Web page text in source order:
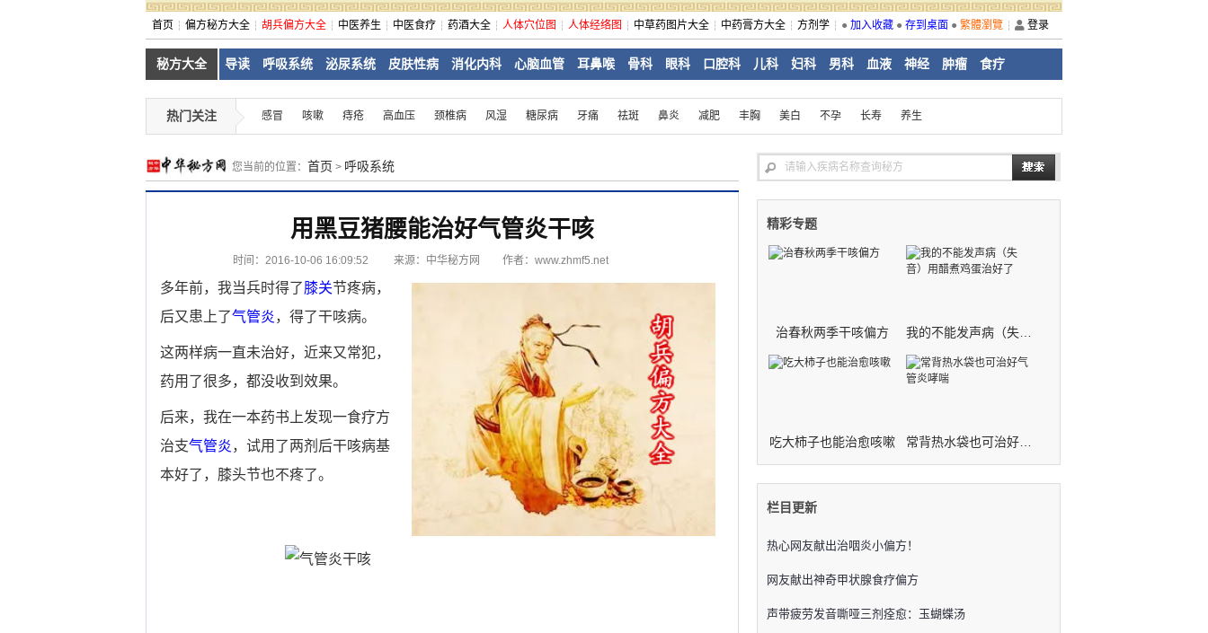
首页 偏方秘方大全 胡兵偏方大全 中医养生 中医食疗 药酒大全 人体穴位图 人体经络图 中草药图片大全 中药膏方大全 方剂学 ● 加入收藏 ● 存到桌面 ● 繁體瀏覽 登录
秘方大全 导读 呼吸系统 泌尿系统 皮肤性病 消化内科 心脑血管 耳鼻喉 骨科 眼科 口腔科 儿科 妇科 男科 血液 神经 肿瘤 食疗
热门关注 感冒 咳嗽 痔疮 高血压 颈椎病 风湿 糖尿病 牙痛 祛斑 鼻炎 减肥 丰胸 美白 不孕 长寿 养生
您当前的位置： 首页 > 呼吸系统
用黑豆猪腰能治好气管炎干咳
时间：2016-10-06 16:09:52 来源： 中华秘方网 作者：www.zhmf5.net
多年前，我当兵时得了膝关节疼病，
后又患上了气管炎，得了干咳病。
这两样病一直未治好，近来又常犯，
药用了很多，都没收到效果。
后来，我在一本药书上发现一食疗方
治支气管炎，试用了两剂后干咳病基
本好了，膝头节也不疼了。
精彩专题
治春秋两季干咳偏方
吃大柿子也能治愈咳嗽
栏目更新
热心网友献出治咽炎小偏方！
网友献出神奇甲状腺食疗偏方
声带疲劳发音嘶哑三剂痊愈：玉蝴蝶汤